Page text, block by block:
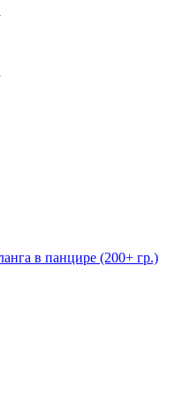
в панцире (200+ гр.)